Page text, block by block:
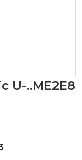
U-..ME2E8